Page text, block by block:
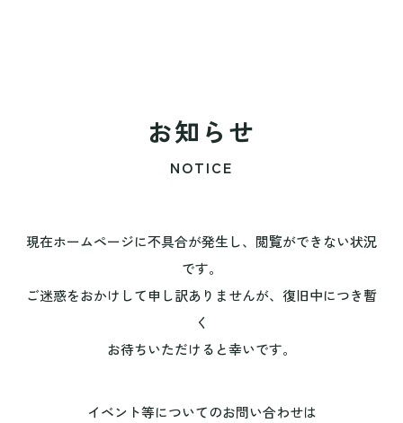
お知らせ
NOTICE
現在ホームページに不具合が発生し、閲覧ができない状況
です。
ご迷惑をおかけして申し訳ありませんが、復旧中につき暫
く
お待ちいただけると幸いです。
イベント等についてのお問い合わせは